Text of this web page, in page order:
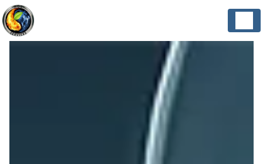
Panneau de gestion des cookies